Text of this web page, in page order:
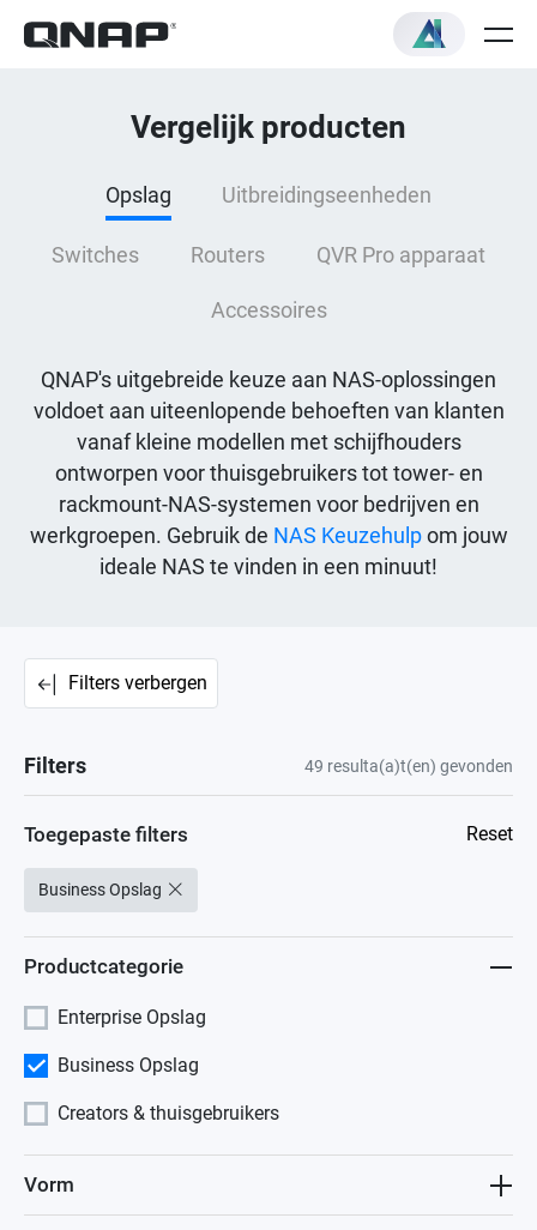
Vergelijk producten
Opslag Uitbreidingseenheden
Switches Routers QVR Pro apparaat
Accessoires
QNAP's uitgebreide keuze aan NAS-oplossingen
voldoet aan uiteenlopende behoeften van klanten
vanaf kleine modellen met schijfhouders
ontworpen voor thuisgebruikers tot tower- en
rackmount-NAS-systemen voor bedrijven en
werkgroepen. Gebruik de NAS Keuzehulpom jouw
ideale NAS te vinden in een minuut!
Filters verbergen
Filters 49 resulta(a)t(en) gevonden
Toegepaste filters Reset
Business Opslag
Productcategorie
Enterprise Opslag
Business Opslag
Creators & thuisgebruikers
Vorm